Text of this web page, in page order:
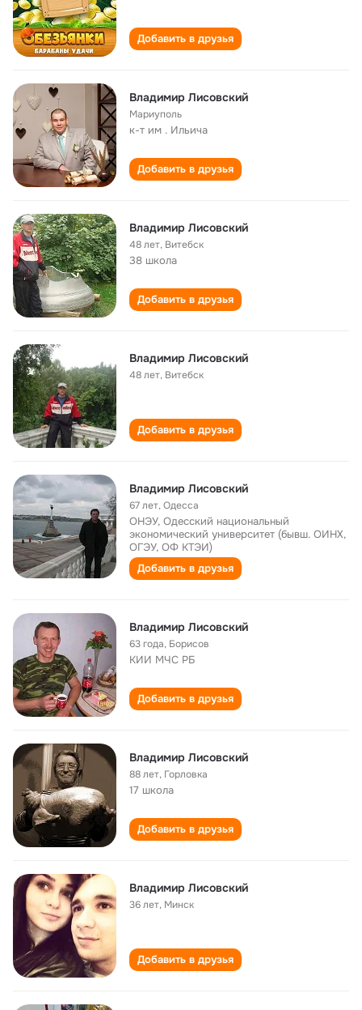
Добавить в друзья
Владимир Лисовский
Мариуполь
к-т им . Ильича
Добавить в друзья
Владимир Лисовский
48 лет, Витебск
38 школа
Добавить в друзья
Владимир Лисовский
48 лет, Витебск
Добавить в друзья
Владимир Лисовский
67 лет,Одесса
ОНЭУ, Одесский национальный
экономический университет (бывш. ОИНХ,
ОГЭУ, ОФ КТЭИ)
Добавить в друзья
Владимир Лисовский
63 года, Борисов
КИИ МЧС РБ
Добавить в друзья
Владимир Лисовский
88 лет, Горловка
17 школа
Добавить в друзья
Владимир Лисовский
36 лет, Минск
Добавить в друзья